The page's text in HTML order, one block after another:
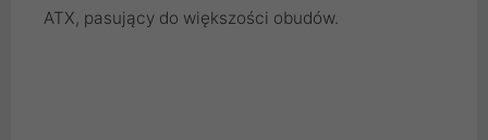
ATX, pasujący do większości obudów.